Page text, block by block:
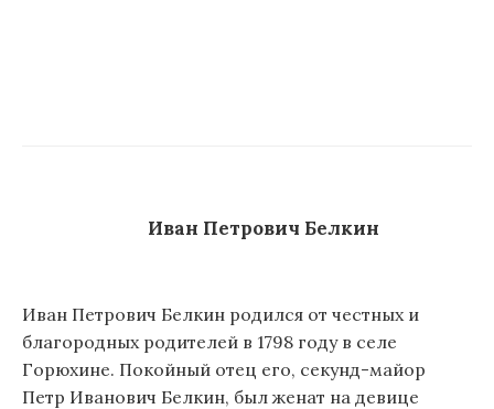
Иван Петрович Белкин
Иван Петрович Белкин родился от честных и
благородных родителей в 1798 году в селе
Горюхине. Покойный отец его, секунд-майор
Петр Иванович Белкин, был женат на девице